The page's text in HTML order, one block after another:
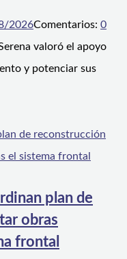
2026Comentarios: 0
valoró el apoyo
y potenciar sus
plan de
obras
frontal